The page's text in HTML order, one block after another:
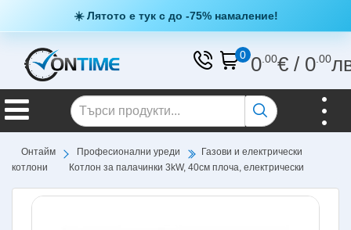
☀️ Лятото е тук с до -75% намаление!
0 0.00€/ 0.00
Онтайм Професионални уреди
Газови и електрически
котлони
Котлон за палачинки 3kW, 40см плоча, електрически